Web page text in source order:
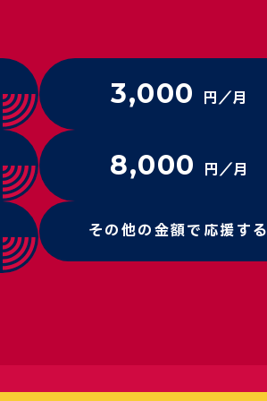
3,000 円／月
8,000 円／月
その他の金額で応援する